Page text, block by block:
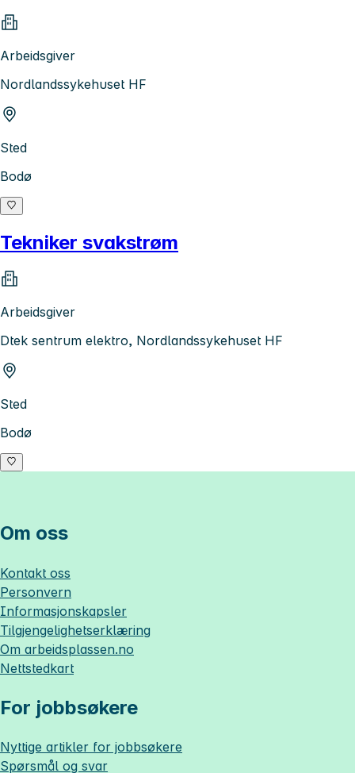
Arbeidsgiver
Nordlandssykehuset HF
Sted
Bodø
Tekniker svakstrøm
Arbeidsgiver
Dtek sentrum elektro, Nordlandssykehuset HF
Sted
Bodø
Om oss
Kontakt oss
Personvern
Informasjonskapsler
Tilgjengelighetserklæring
Om arbeidsplassen.no
Nettstedkart
For jobbsøkere
Nyttige artikler for jobbsøkere
Spørsmål og svar